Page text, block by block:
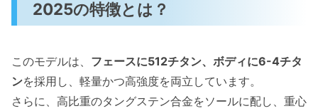
2025の特徴とは？
このモデルは、 フェースに512チタン、ボディに6-4チタ
ンを採用し、軽量かつ高強度を両立しています。
さらに、高比重のタングステン合金をソールに配し、重心